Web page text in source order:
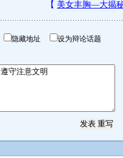
隐藏地址 设为辩论话题